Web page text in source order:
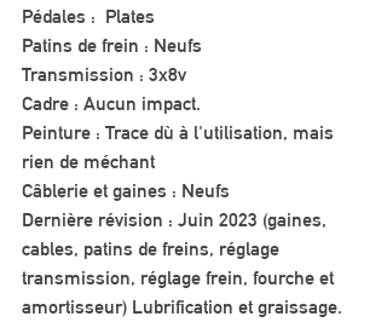
Pédales :  Plates
Patins de frein : Neufs
Transmission : 3x8v
Cadre : Aucun impact.
Peinture : Trace dù à l'utilisation, mais
rien de méchant
Câblerie et gaines : Neufs
Dernière révision : Juin 2023 (gaines,
cables, patins de freins, réglage
transmission, réglage frein, fourche et
amortisseur) Lubrification et graissage.